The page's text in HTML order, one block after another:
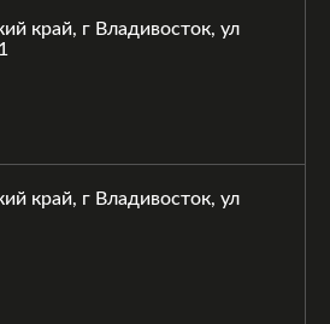
край, г Владивосток, ул
край, г Владивосток, ул